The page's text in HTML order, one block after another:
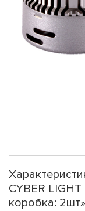
CYBER
коробка: 2шт»